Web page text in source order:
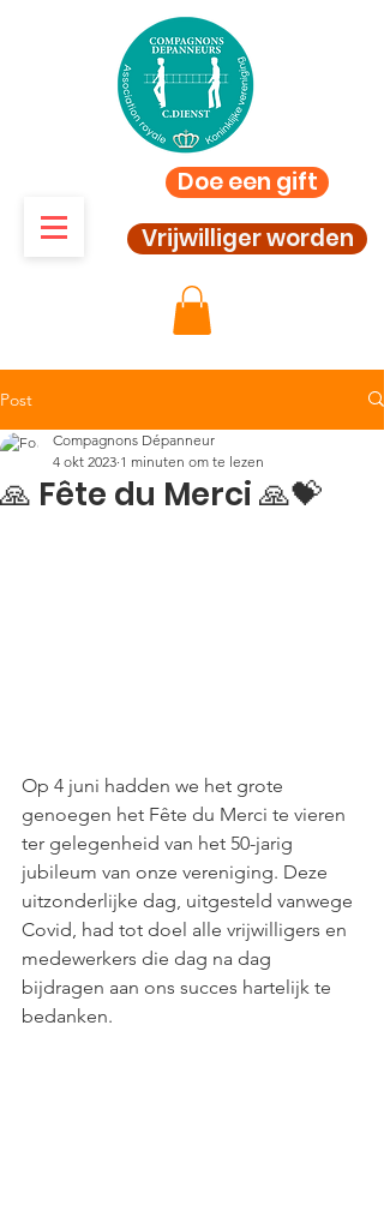
Doe een gift
Vrijwilliger worden
Post
🙏 Fête du Merci 🙏💝
Compagnons Dépanneur
4 okt 2023 1 minuten om te lezen
Op 4 juni hadden we het grote
genoegen het Fête du Merci te vieren
ter gelegenheid van het 50-jarig
jubileum van onze vereniging. Deze
uitzonderlijke dag, uitgesteld vanwege
Covid, had tot doel alle vrijwilligers en
medewerkers die dag na dag
bijdragen aan ons succes hartelijk te
bedanken.